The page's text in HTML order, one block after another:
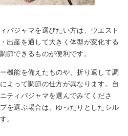
パジャマを選びたい方は、ウエスト
出産を通して大きく体型が変化する
節できるものが便利です。
機能を備えたものや、折り返して調
よって調節の仕方が異なります。自
ティパジャマを選んでみてくださ
を選ぶ場合は、ゆったりとしたシル
。